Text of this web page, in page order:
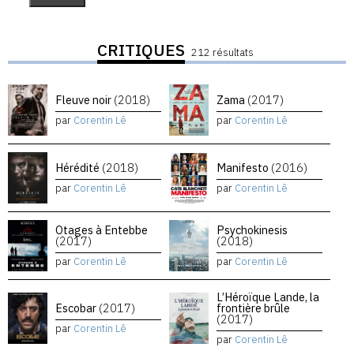
CRITIQUES 212 résultats
Fleuve noir (2018)
par Corentin Lê
Zama (2017)
par Corentin Lê
Hérédité (2018)
par Corentin Lê
Manifesto (2016)
par Corentin Lê
Otages à Entebbe
(2017)
par Corentin Lê
Psychokinesis
(2018)
par Corentin Lê
Escobar (2017)
par Corentin Lê
L’Héroïque Lande, la
frontière brûle
(2017)
par Corentin Lê